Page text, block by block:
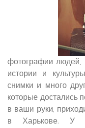
фотографии людей,
истории и
снимки и много
которые достались
в ваши руки,
в Харькове. У